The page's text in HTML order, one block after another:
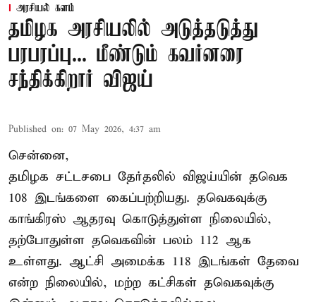
அரசியல் களம்
தமிழக அரசியலில் அடுத்தடுத்து
பரபரப்பு... மீண்டும் கவர்னரை
சந்திக்கிறார் விஜய்
Published on: 07 May 2026, 4:37 am
சென்னை,
தமிழக சட்டசபை தேர்தலில் விஜய்யின் தவெக
108 இடங்களை கைப்பற்றியது. தவெகவுக்கு
காங்கிரஸ் ஆதரவு கொடுத்துள்ள நிலையில்,
தற்போதுள்ள தவெகவின் பலம் 112 ஆக
உள்ளது. ஆட்சி அமைக்க 118 இடங்கள் தேவை
என்ற நிலையில், மற்ற கட்சிகள் தவெகவுக்கு